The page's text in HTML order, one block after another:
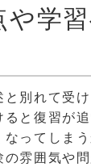
学
別れて受
と復習が追
ってしまう
雰囲気や